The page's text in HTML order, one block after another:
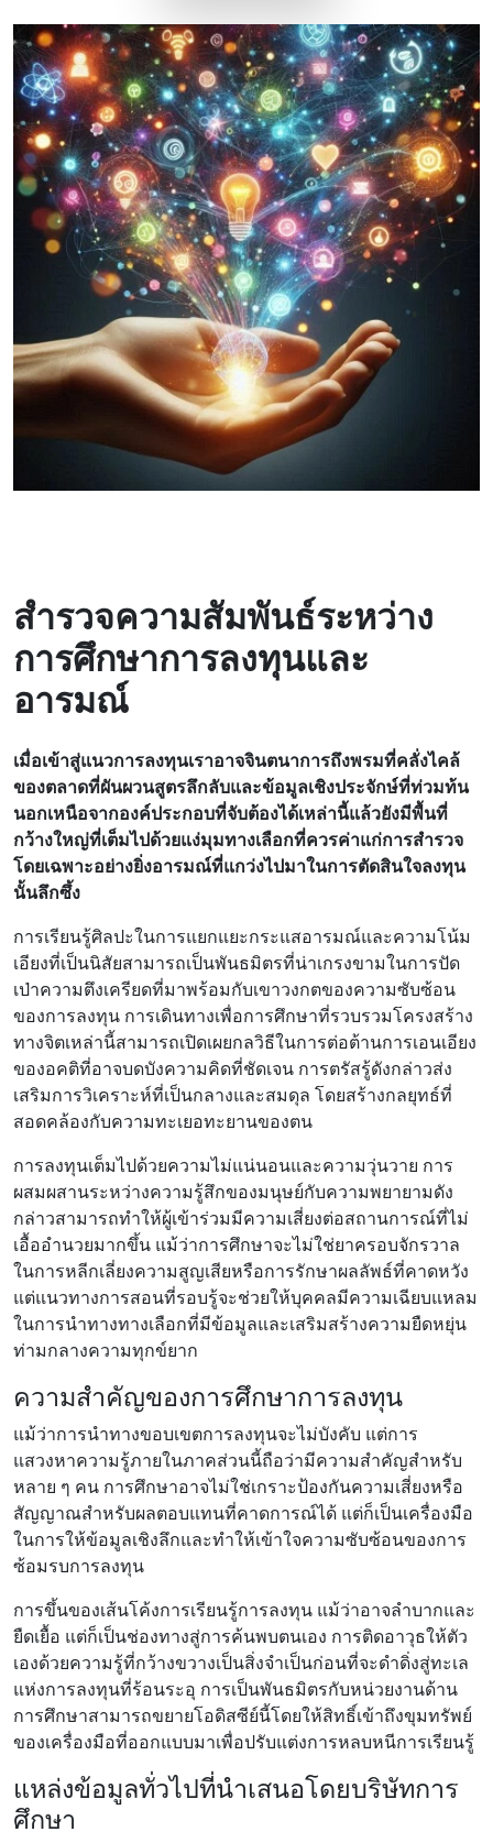
สํารวจความสัมพันธ์ระหว่าง
การศึกษาการลงทุนและ
อารมณ์
เมื่อเข้าสู่แนวการลงทุนเราอาจจินตนาการถึงพรมที่คลั่งไคล้
ของตลาดที่ผันผวนสูตรลึกลับและข้อมูลเชิงประจักษ์ที่ท่วมท้น
นอกเหนือจากองค์ประกอบที่จับต้องได้เหล่านี้แล้วยังมีพื้นที่
กว้างใหญ่ที่เต็มไปด้วยแง่มุมทางเลือกที่ควรค่าแก่การสํารวจ
โดยเฉพาะอย่างยิ่งอารมณ์ที่แกว่งไปมาในการตัดสินใจลงทุน
นั้นลึกซึ้ง
การเรียนรู้ศิลปะในการแยกแยะกระแสอารมณ์และความโน้ม
เอียงที่เป็นนิสัยสามารถเป็นพันธมิตรที่น่าเกรงขามในการปัด
เป่าความตึงเครียดที่มาพร้อมกับเขาวงกตของความซับซ้อน
ของการลงทุน การเดินทางเพื่อการศึกษาที่รวบรวมโครงสร้าง
ทางจิตเหล่านี้สามารถเปิดเผยกลวิธีในการต่อต้านการเอนเอียง
ของอคติที่อาจบดบังความคิดที่ชัดเจน การตรัสรู้ดังกล่าวส่ง
เสริมการวิเคราะห์ที่เป็นกลางและสมดุล โดยสร้างกลยุทธ์ที่
สอดคล้องกับความทะเยอทะยานของตน
การลงทุนเต็มไปด้วยความไม่แน่นอนและความวุ่นวาย การ
ผสมผสานระหว่างความรู้สึกของมนุษย์กับความพยายามดัง
กล่าวสามารถทําให้ผู้เข้าร่วมมีความเสี่ยงต่อสถานการณ์ที่ไม่
เอื้ออํานวยมากขึ้น แม้ว่าการศึกษาจะไม่ใช่ยาครอบจักรวาล
ในการหลีกเลี่ยงความสูญเสียหรือการรักษาผลลัพธ์ที่คาดหวัง
แต่แนวทางการสอนที่รอบรู้จะช่วยให้บุคคลมีความเฉียบแหลม
ในการนําทางทางเลือกที่มีข้อมูลและเสริมสร้างความยืดหยุ่น
ท่ามกลางความทุกข์ยาก
ความสําคัญของการศึกษาการลงทุน
แม้ว่าการนําทางขอบเขตการลงทุนจะไม่บังคับ แต่การ
แสวงหาความรู้ภายในภาคส่วนนี้ถือว่ามีความสําคัญสําหรับ
หลาย ๆ คน การศึกษาอาจไม่ใช่เกราะป้องกันความเสี่ยงหรือ
สัญญาณสําหรับผลตอบแทนที่คาดการณ์ได้ แต่ก็เป็นเครื่องมือ
ในการให้ข้อมูลเชิงลึกและทําให้เข้าใจความซับซ้อนของการ
ซ้อมรบการลงทุน
การขึ้นของเส้นโค้งการเรียนรู้การลงทุน แม้ว่าอาจลําบากและ
ยืดเยื้อ แต่ก็เป็นช่องทางสู่การค้นพบตนเอง การติดอาวุธให้ตัว
เองด้วยความรู้ที่กว้างขวางเป็นสิ่งจําเป็นก่อนที่จะดําดิ่งสู่ทะเล
แห่งการลงทุนที่ร้อนระอุ การเป็นพันธมิตรกับหน่วยงานด้าน
การศึกษาสามารถขยายโอดิสซีย์นี้โดยให้สิทธิ์เข้าถึงขุมทรัพย์
ของเครื่องมือที่ออกแบบมาเพื่อปรับแต่งการหลบหนีการเรียนรู้
แหล่งข้อมูลทั่วไปที่นําเสนอโดยบริษัทการ
ศึกษา